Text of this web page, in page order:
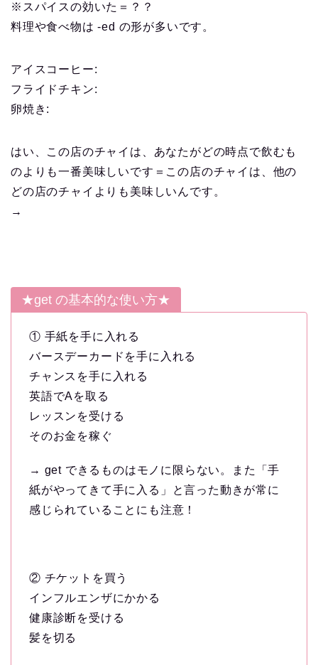
※スパイスの効いた＝？？
料理や食べ物は -ed の形が多いです。
アイスコーヒー:
フライドチキン:
卵焼き:
はい、この店のチャイは、あなたがどの時点で飲むも
のよりも一番美味しいです＝この店のチャイは、他の
どの店のチャイよりも美味しいんです。
→
★get の基本的な使い方★
① 手紙を手に入れる
バースデーカードを手に入れる
チャンスを手に入れる
英語でAを取る
レッスンを受ける
そのお金を稼ぐ
→ get できるものはモノに限らない。また「手
紙がやってきて手に入る」と言った動きが常に
感じられていることにも注意！
② チケットを買う
インフルエンザにかかる
健康診断を受ける
髪を切る